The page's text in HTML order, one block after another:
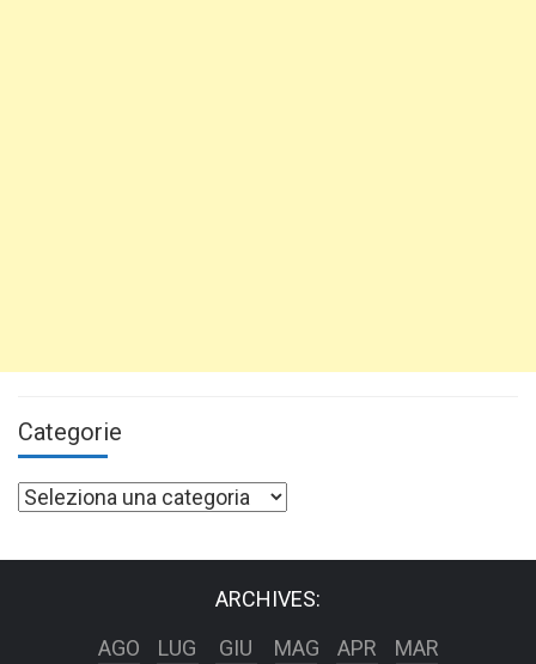
Categorie
Categorie
ARCHIVES:
AGO
LUG GIU MAG APR MAR